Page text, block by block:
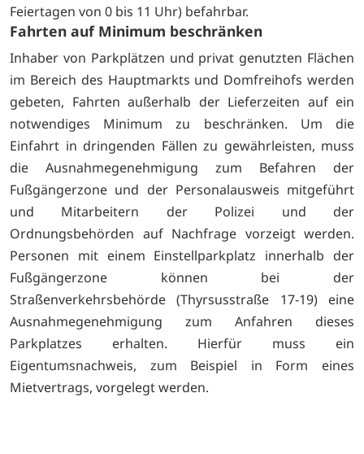
Feiertagen von 0 bis 11 Uhr) befahrbar.
Fahrten auf Minimum beschränken
Inhaber von Parkplätzen und privat genutzten Flächen
im Bereich des Hauptmarkts und Domfreihofs werden
gebeten, Fahrten außerhalb der Lieferzeiten auf ein
notwendiges Minimum zu beschränken. Um die
Einfahrt in dringenden Fällen zu gewährleisten, muss
die Ausnahmegenehmigung zum Befahren der
Fußgängerzone und der Personalausweis mitgeführt
und Mitarbeitern der Polizei und der
Ordnungsbehörden auf Nachfrage vorzeigt werden.
Personen mit einem Einstellparkplatz innerhalb der
Fußgängerzone können bei der
Straßenverkehrsbehörde (Thyrsusstraße 17-19) eine
Ausnahmegenehmigung zum Anfahren dieses
Parkplatzes erhalten. Hierfür muss ein
Eigentumsnachweis, zum Beispiel in Form eines
Mietvertrags, vorgelegt werden.